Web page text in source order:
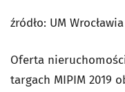
źródło: UM Wrocławia
Oferta
targach MIPIM 2019